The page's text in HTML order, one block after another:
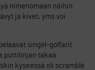
nimenomaan näihin
ja kivet, yms voi
singel-golfarit
puttilinjan takaa.
kyseessä oli scramble